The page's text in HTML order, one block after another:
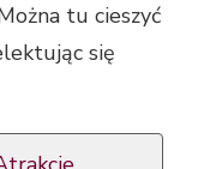
tu cieszyć
się